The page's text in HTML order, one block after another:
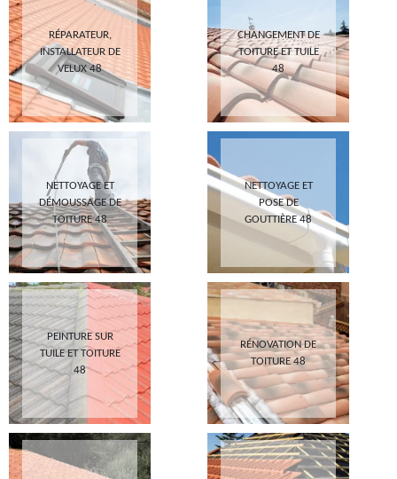
RÉPARATEUR,
INSTALLATEUR DE
VELUX 48
CHANGEMENT DE
TOITURE ET TUILE
48
NETTOYAGE ET
DÉMOUSSAGE DE
TOITURE 48
NETTOYAGE ET
POSE DE
GOUTTIÈRE 48
PEINTURE SUR
TUILE ET TOITURE
48
RÉNOVATION DE
TOITURE 48